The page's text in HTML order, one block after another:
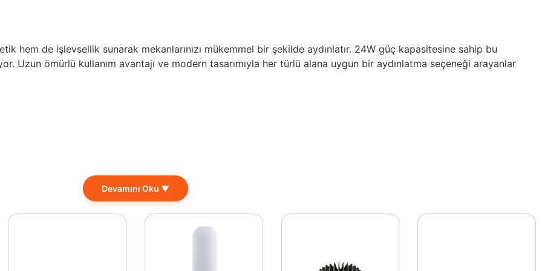
hem de işlevsellik sunarak mekanlarınızı mükemmel bir şekilde aydınlatır. 24W güç kapasitesine sahip bu
Uzun ömürlü kullanım avantajı ve modern tasarımıyla her türlü alana uygun bir aydınlatma seçeneği arayanlar
Devamını Oku ▼